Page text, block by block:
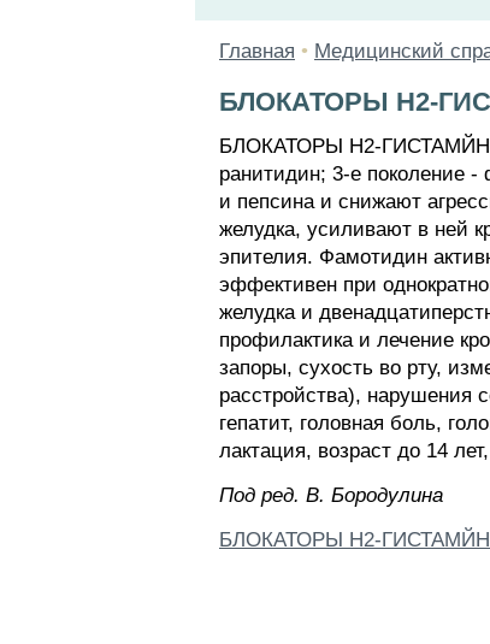
Главная • Медицинский
БЛОКАТОРЫ Н2-
БЛОКАТОРЫ Н2-
ранитидин; 3-е поколение
и пепсина и снижают
желудка, усиливают в ней
эпителия. Фамотидин
эффективен при
желудка и
профилактика и лечение
запоры, сухость во рту,
расстройства), нарушения
гепатит, головная боль,
лактация, возраст до 14
Пoд peд. B. Бopoдyлинa
БЛОКАТОРЫ Н2-